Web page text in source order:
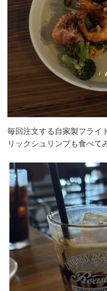
毎回注文する自家製フライ
リックシュリンプも食べて